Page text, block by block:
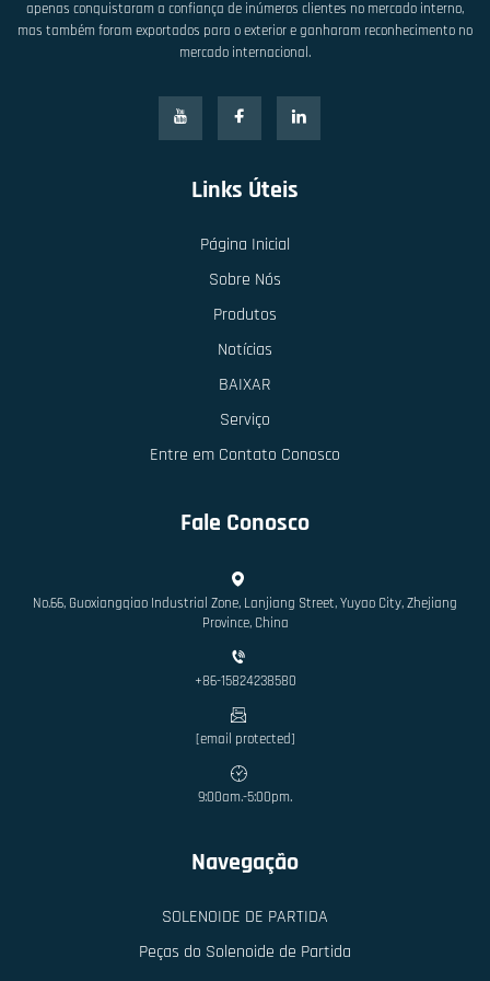
apenas conquistaram a confiança de inúmeros clientes no mercado interno,
mas também foram exportados para o exterior e ganharam reconhecimento no
mercado internacional.
Links Úteis
Página Inicial
Sobre Nós
Produtos
Notícias
BAIXAR
Serviço
Entre em Contato Conosco
Fale Conosco
No.66, Guoxiangqiao Industrial Zone, Lanjiang Street, Yuyao City, Zhejiang
Province, China
+86-15824238580
[email protected]
9:00am.-5:00pm.
Navegação
SOLENOIDE DE PARTIDA
Peças do Solenoide de Partida